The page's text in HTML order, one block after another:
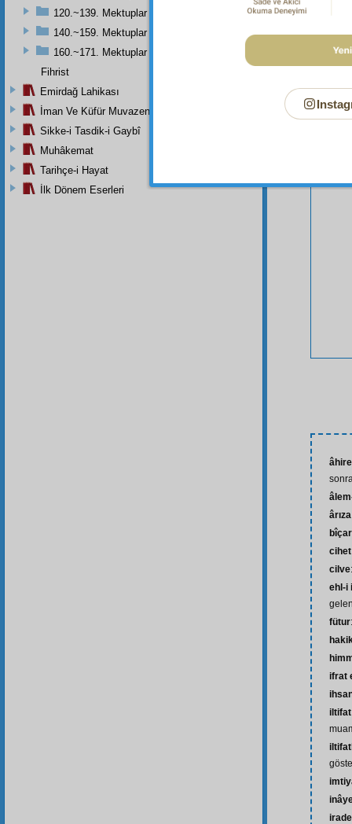
Bu
ârıza
cihet
cilve
ehl-i
fütur
ifrat
iltifat
120.~139. Mektuplar
140.~159. Mektuplar
160.~171. Mektuplar
Fihrist
Emirdağ Lahikası
İman Ve Küfür Muvazeneleri
Sikke-i Tasdik-i Gaybî
Muhâkemat
Tarihçe-i Hayat
İlk Dönem Eserleri